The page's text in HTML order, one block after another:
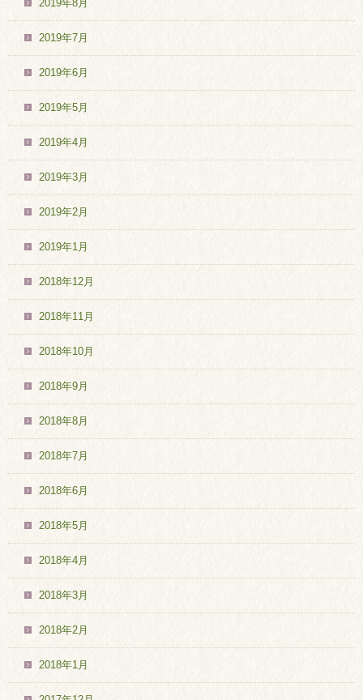
2019年8月
2019年7月
2019年6月
2019年5月
2019年4月
2019年3月
2019年2月
2019年1月
2018年12月
2018年11月
2018年10月
2018年9月
2018年8月
2018年7月
2018年6月
2018年5月
2018年4月
2018年3月
2018年2月
2018年1月